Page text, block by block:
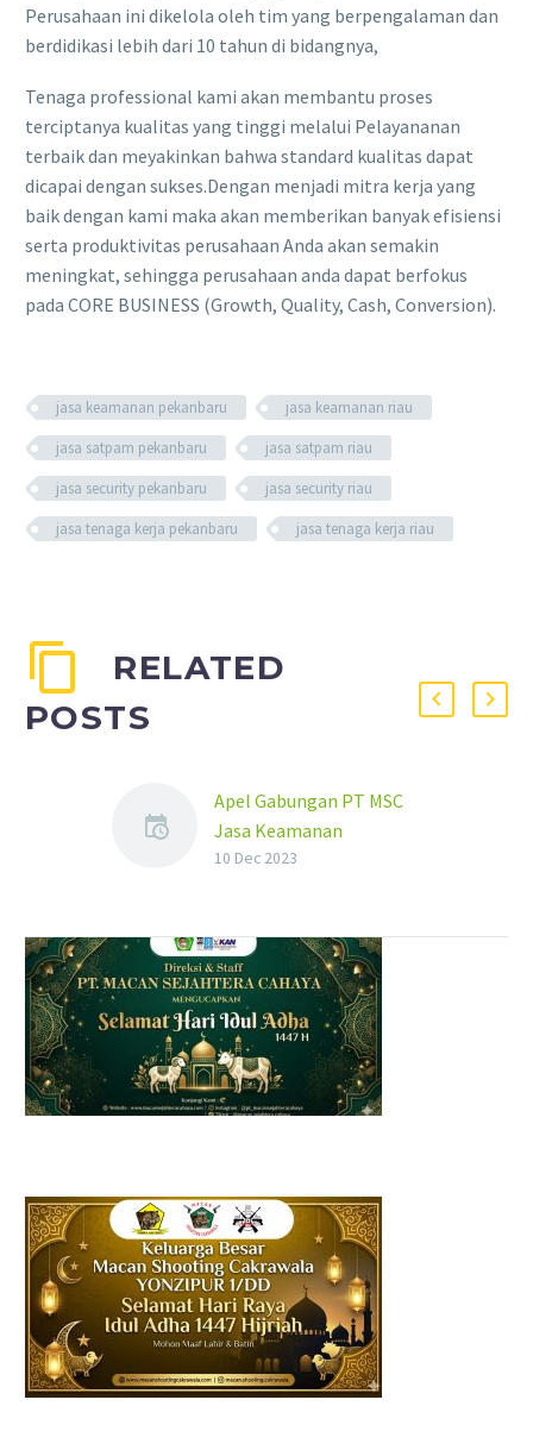
Perusahaan ini dikelola oleh tim yang berpengalaman dan
berdidikasi lebih dari 10 tahun di bidangnya,
Tenaga professional kami akan membantu proses
terciptanya kualitas yang tinggi melalui Pelayananan
terbaik dan meyakinkan bahwa standard kualitas dapat
dicapai dengan sukses.Dengan menjadi mitra kerja yang
baik dengan kami maka akan memberikan banyak efisiensi
serta produktivitas perusahaan Anda akan semakin
meningkat, sehingga perusahaan anda dapat berfokus
pada CORE BUSINESS (Growth, Quality, Cash, Conversion).
jasa keamanan pekanbaru
jasa keamanan riau
jasa satpam pekanbaru
jasa satpam riau
jasa security pekanbaru
jasa security riau
jasa tenaga kerja pekanbaru
jasa tenaga kerja riau
RELATED
POSTS
Apel Gabungan PT MSC
Jasa Keamanan
Pekanbaru
perusahaan jasa tenaga
kerja diantaranya adalah
jasa keamanan
Pekanbaru kembali
melaksanakan Apel
Gabungandi Pekanbaru –
10 Dec 2023